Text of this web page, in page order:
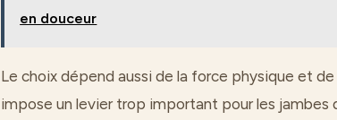
en douceur
Le choix dépend aussi de la force physique et
impose un levier trop important pour les jambes